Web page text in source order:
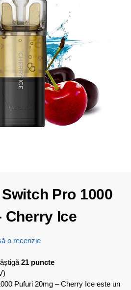
Pro 1000
Cherry Ice
o recenzie
21 puncte
Pufuri 20mg – Cherry Ice este un